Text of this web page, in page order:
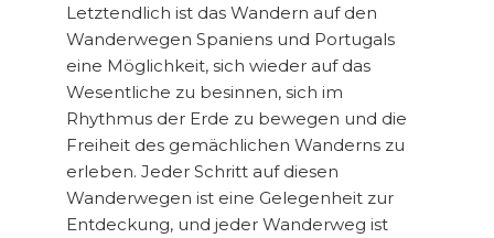
Letztendlich ist das Wandern auf den
Wanderwegen Spaniens und Portugals
eine Möglichkeit, sich wieder auf das
Wesentliche zu besinnen, sich im
Rhythmus der Erde zu bewegen und die
Freiheit des gemächlichen Wanderns zu
erleben. Jeder Schritt auf diesen
Wanderwegen ist eine Gelegenheit zur
Entdeckung, und jeder Wanderweg ist